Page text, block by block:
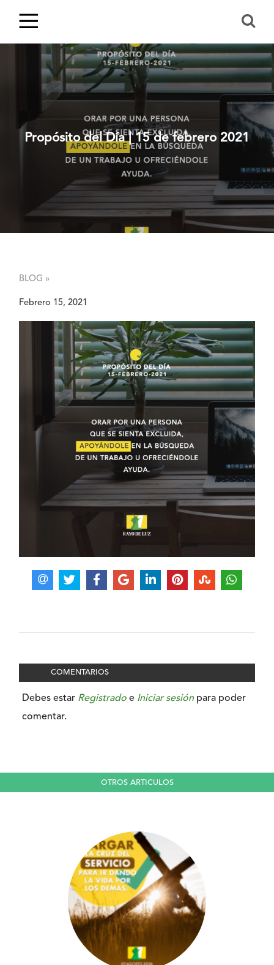
Propósito del Día | 15 de febrero 2021
BLOG »
Febrero 15, 2021
COMENTARIOS
Debes estar Registrado e Iniciar sesión para poder
comentar.
OTROS ARTICULOS